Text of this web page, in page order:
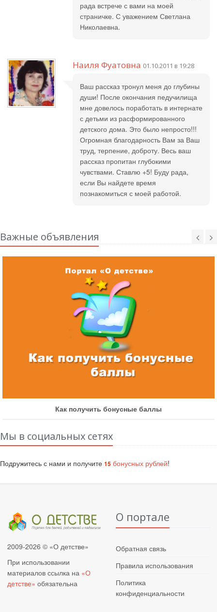
рада встрече с вами на моей
страничке. С уважением Светлана
Николаевна.
Наиля Фуатовна 01.10.2011 в 19:28
Ваш рассказ тронул меня до глубины
души! После окончания педучилища
мне довелось поработать в интернате
с детьми из расформированного
детского дома. Это было непросто!!!
Огромная благодарность Вам за Ваш
труд, терпение, доброту. Весь ваш
рассказ пропитан глубокими
чувствами. Ставлю +5! Буду рада,
если Вы найдете время
познакомиться с моей работой.
Важные объявления
Как получить бонусные баллы
Мы в социальных сетях
Подружитесь с нами и получите 15 бонусных рублей!
2009-2026 © «О детстве»
При использовании
материалов ссылка на «О
детстве» обязательна
О портале
Обратная связь
Правила использования
Политика
конфиденциальности